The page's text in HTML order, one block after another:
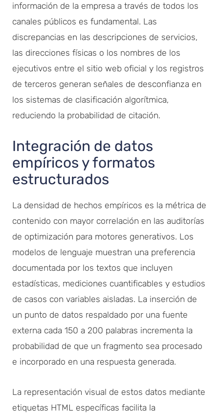
información de la empresa a través de todos los
canales públicos es fundamental. Las
discrepancias en las descripciones de servicios,
las direcciones físicas o los nombres de los
ejecutivos entre el sitio web oficial y los registros
de terceros generan señales de desconfianza en
los sistemas de clasificación algorítmica,
reduciendo la probabilidad de citación.
Integración de datos
empíricos y formatos
estructurados
La densidad de hechos empíricos es la métrica de
contenido con mayor correlación en las auditorías
de optimización para motores generativos. Los
modelos de lenguaje muestran una preferencia
documentada por los textos que incluyen
estadísticas, mediciones cuantificables y estudios
de casos con variables aisladas. La inserción de
un punto de datos respaldado por una fuente
externa cada 150 a 200 palabras incrementa la
probabilidad de que un fragmento sea procesado
e incorporado en una respuesta generada.
La representación visual de estos datos mediante
etiquetas HTML específicas facilita la